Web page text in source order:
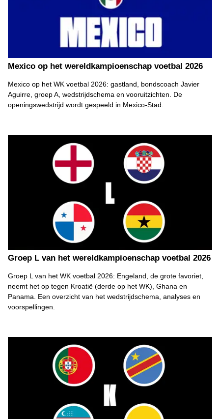
Mexico op het wereldkampioenschap voetbal 2026
Mexico op het WK voetbal 2026: gastland, bondscoach Javier
Aguirre, groep A, wedstrijdschema en vooruitzichten. De
openingswedstrijd wordt gespeeld in Mexico-Stad.
Groep L van het wereldkampioenschap voetbal 2026
Groep L van het WK voetbal 2026: Engeland, de grote favoriet,
neemt het op tegen Kroatië (derde op het WK), Ghana en
Panama. Een overzicht van het wedstrijdschema, analyses en
voorspellingen.